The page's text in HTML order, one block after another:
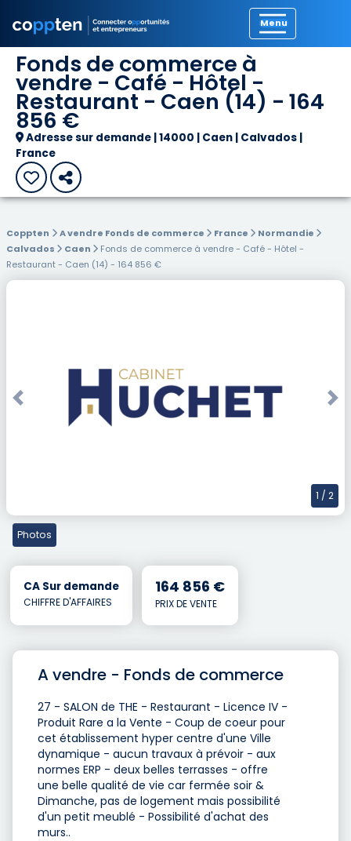
Fonds de commerce à
vendre - Café - Hôtel -
Restaurant - Caen (14) - 164
856 €
Adresse sur demande | 14000 | Caen | Calvados |
France
Coppten A vendre Fonds de commerce France
Normandie
Calvados
Caen
Fonds de commerce à vendre - Café - Hôtel -
Restaurant - Caen (14) - 164 856 €
Previous
1 / 2
Photos
CA Sur demande
CHIFFRE D'AFFAIRES
164 856 €
PRIX DE VENTE
A vendre - Fonds de commerce
27 - SALON de THE - Restaurant - Licence IV -
Produit Rare a la Vente - Coup de coeur pour
cet établissement hyper centre d'une Ville
dynamique - aucun travaux à prévoir - aux
normes ERP - deux belles terrasses - offre
une belle qualité de vie car fermée soir &
Dimanche, pas de logement mais possibilité
d'un petit meublé - Possibilité d'achat des
murs..